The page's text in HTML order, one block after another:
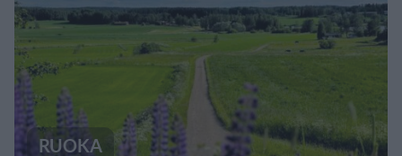
RUOKA